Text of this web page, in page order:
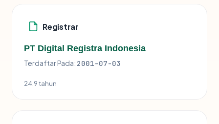
Registrar
PT Digital Registra Indonesia
Terdaftar Pada: 2001-07-03
24.9 tahun